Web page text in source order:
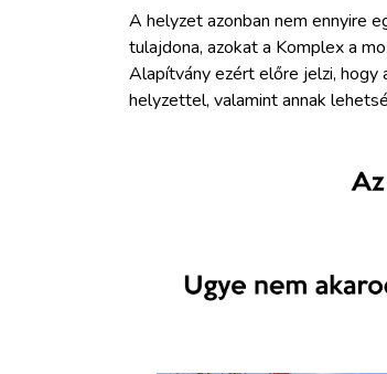
A helyzet azonban nem ennyire
tulajdona, azokat a Komplex a
Alapítvány ezért előre jelzi, hogy
helyzettel, valamint annak